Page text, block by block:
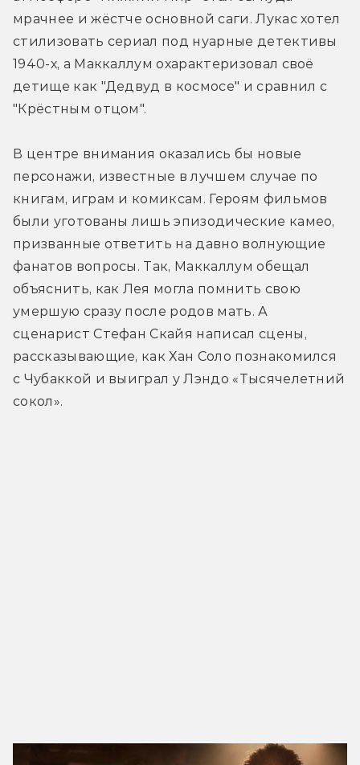
мрачнее и жёстче основной саги. Лукас хотел
стилизовать сериал под нуарные детективы
1940-х, а Маккаллум охарактеризовал своё
детище как "Дедвуд в космосе" и сравнил с
"Крёстным отцом".
В центре внимания оказались бы новые
персонажи, известные в лучшем случае по
книгам, играм и комиксам. Героям фильмов
были уготованы лишь эпизодические камео,
призванные ответить на давно волнующие
фанатов вопросы. Так, Маккаллум обещал
объяснить, как Лея могла помнить свою
умершую сразу после родов мать. А
сценарист Стефан Скайя написал сцены,
рассказывающие, как Хан Соло познакомился
с Чубаккой и выиграл у Лэндо «Тысячелетний
сокол».